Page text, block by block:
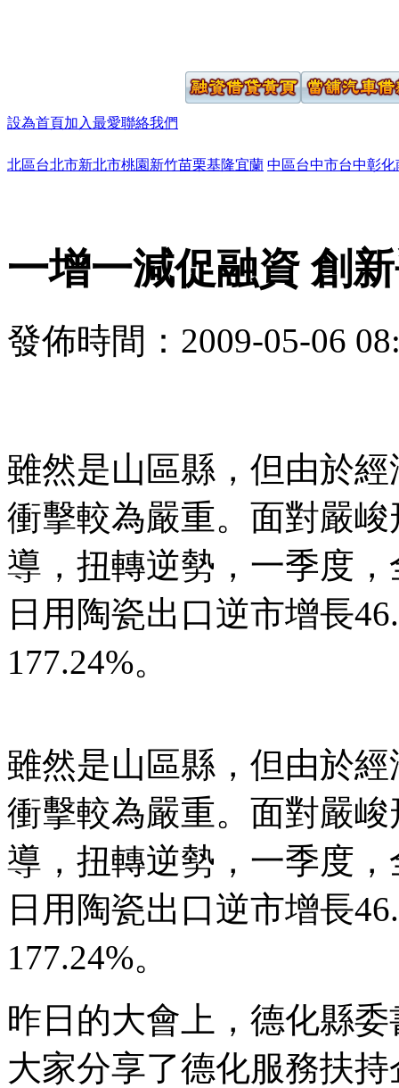
設為首頁加入最愛聯絡我們
北區台北市新北市桃園 新竹苗栗基隆宜蘭 中區台中市台中彰化
一增一減促融資 創
發佈時間：2009-05-06
雖然是山區縣，但由於
衝擊較為嚴重。面對嚴
導，扭轉逆勢，一季度
日用陶瓷出口逆市增長
177.24%。
雖然是山區縣，但由於
衝擊較為嚴重。面對嚴
導，扭轉逆勢，一季度
日用陶瓷出口逆市增長
177.24%。
昨日的大會上，德化縣
大家分享了德化服務扶